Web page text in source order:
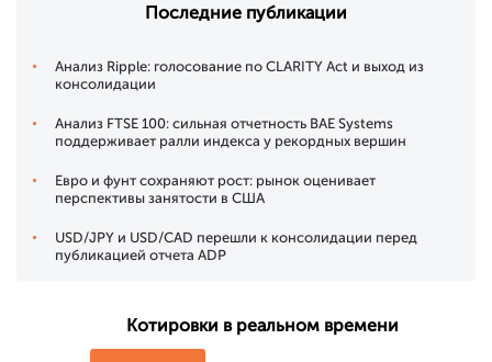
Последние публикации
Анализ Ripple: голосование по CLARITY Act и выход из
консолидации
Анализ FTSE 100: сильная отчетность BAE Systems
поддерживает ралли индекса у рекордных вершин
Евро и фунт сохраняют рост: рынок оценивает
перспективы занятости в США
USD/JPY и USD/CAD перешли к консолидации перед
публикацией отчета ADP
Котировки в реальном времени